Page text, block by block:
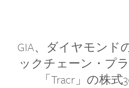
GIA、ダイヤモンド
ックチェーン・プ
「Tracr」の株